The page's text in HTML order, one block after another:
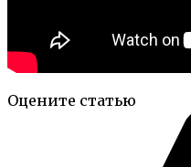
Оцените статью